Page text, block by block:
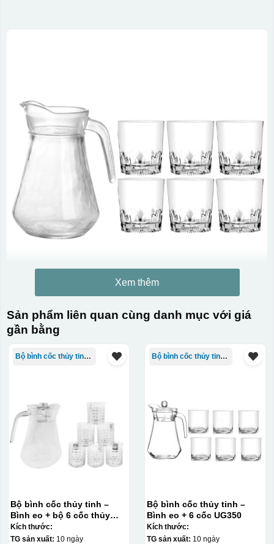
Xem thêm
Sản phẩm liên quan cùng danh mục với giá
gần bằng
Bộ bình cốc thủy tinh - bộ ghép
Bộ bình cốc thủy tinh –
Bình eo + bộ 6 cốc thủy
tinh
Kích thước:
TG sản xuất: 10 ngày
Bộ bình cốc thủy tinh - bộ ghép
Bộ bình cốc thủy tinh –
Bình eo + 6 cốc UG350
Kích thước:
TG sản xuất: 10 ngày